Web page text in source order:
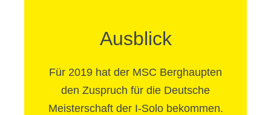
Ausblick
Für 2019 hat der MSC Berghaupten
den Zuspruch für die Deutsche
Meisterschaft der I-Solo bekommen.